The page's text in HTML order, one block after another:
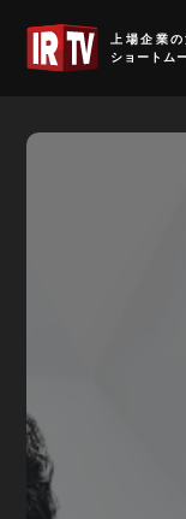
上場企業
ショートム